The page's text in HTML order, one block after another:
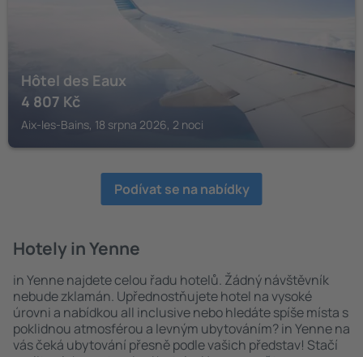
Hôtel des Eaux
4 807 Kč
Aix-les-Bains, 18 srpna 2026, 2 noci
Podívat se na nabídky
Hotely in Yenne
in Yenne najdete celou řadu hotelů. Žádný návštěvník
nebude zklamán. Upřednostňujete hotel na vysoké
úrovni a nabídkou all inclusive nebo hledáte spíše místa s
poklidnou atmosférou a levným ubytováním? in Yenne na
vás čeká ubytování přesně podle vašich představ! Stačí